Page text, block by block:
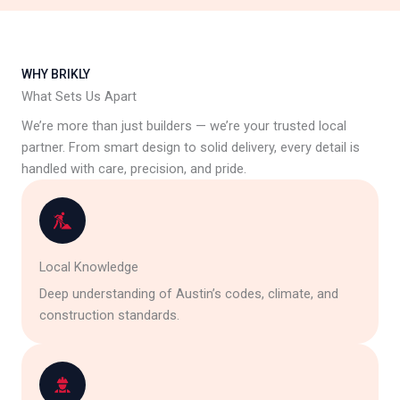
Local Knowledge
Deep understanding of Austin’s codes, climate, and
construction standards.
WHY BRIKLY
What Sets Us Apart
We’re more than just builders — we’re your trusted local
partner. From smart design to solid delivery, every detail is
handled with care, precision, and pride.